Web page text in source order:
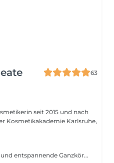
63
seit 2015 und nach
Kosmetikakademie Karlsruhe,
Eine wohltuende, beruhigende und entspannende Ganzkörpermassage unter Anwendung von Massagekerzen. Das Wachs der Massagekerze wird zu einem warmen, pflegenden Körper-Öl, das auf Ihrer Haut ein angenehm duftendes und geschmeidiges Gefühl hinterlässt.